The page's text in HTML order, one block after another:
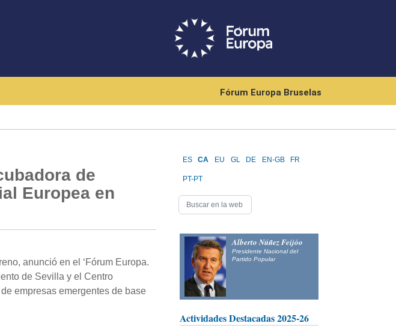
Fórum Europa Bruselas
de
Europea en
anunció en el ‘Fórum Europa.
de Sevilla y el Centro
empresas emergentes de base
ES CA EU GL DE EN-GB FR
PT-PT
Alberto Núñez Feijóo
Presidente Nacional del
Partido Popular
Actividades Destacadas 2025-26